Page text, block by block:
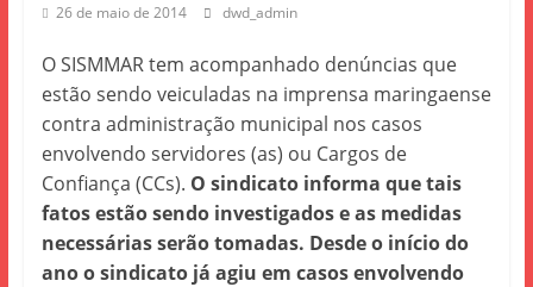
26 de maio de 2014 dwd_admin
O SISMMAR tem acompanhado denúncias que
estão sendo veiculadas na imprensa maringaense
contra administração municipal nos casos
envolvendo servidores (as) ou Cargos de
Confiança (CCs). O sindicato informa que tais
fatos estão sendo investigados e as medidas
necessárias serão tomadas. Desde o início do
ano o sindicato já agiu em casos envolvendo